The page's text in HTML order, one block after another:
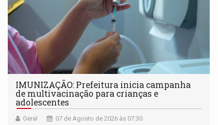
IMUNIZAÇÃO: Prefeitura inicia campanha
de multivacinação para crianças e
adolescentes
Geral 07 de Agosto de 2026 às 07:30